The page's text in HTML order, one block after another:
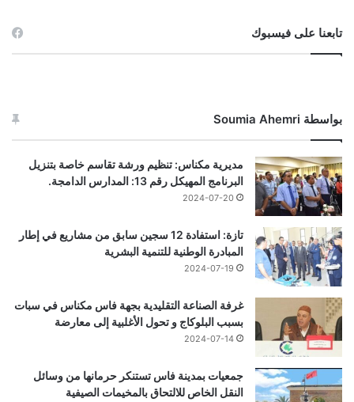
تابعنا على فيسبوك
بواسطة Soumia Ahemri
مديرية مكناس: تنظيم ورشة تقاسم خاصة بتنزيل
البرنامج المهيكل رقم 13: المدارس الدامجة.
2024-07-20
تازة: استفادة 12 سجين سابق من مشاريع في إطار
المبادرة الوطنية للتنمية البشرية
2024-07-19
غرفة الصناعة التقليدية بجهة فاس مكناس في سبات
بسبب البلوكاج و تحول الأغلبية إلى معارضة
2024-07-14
جمعيات بمدينة فاس تستنكر حرمانها من وسائل
النقل الخاص للالتحاق بالمخيمات الصيفية